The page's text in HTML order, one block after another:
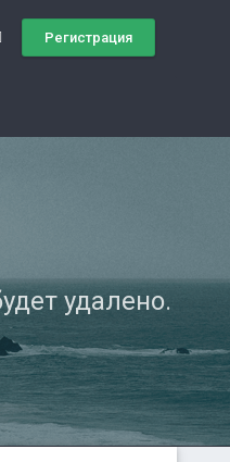
Регистрация
удалено.